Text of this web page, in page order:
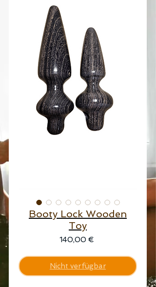
Booty Lock Wooden
Toy
140,00 €Preis
Nicht verfügbar